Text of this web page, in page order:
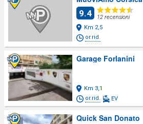
9.4
12 recensioni
Km 2,5
or.rid.
Garage Forlanini
Km 3,1
or.rid.
EV
Quick San Donato